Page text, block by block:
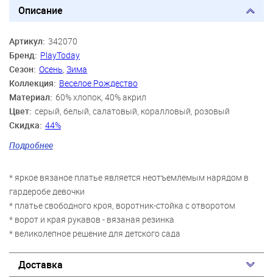
Описание
Артикул: 342070
Бренд: PlayToday
Сезон: Осень Зима
Коллекция: Веселое Рождество
Материал: 60% хлопок, 40% акрил
Цвет: серый, белый, салатовый, коралловый, розовый
Скидка: 44%
Возраст: 3 года, 4 года, 5 лет, 6 лет, 7 лет, 8 лет
Подробнее
* яркое вязаное платье является неотъемлемым нарядом в
гардеробе девочки
* платье свободного кроя, воротник-стойка с отворотом
* ворот и края рукавов - вязаная резинка
* великолепное решение для детского сада
Доставка